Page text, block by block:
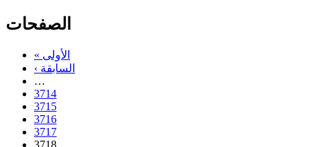
الصفحات
« الأولى
‹ السابقة
…
3714
3715
3716
3717
3718